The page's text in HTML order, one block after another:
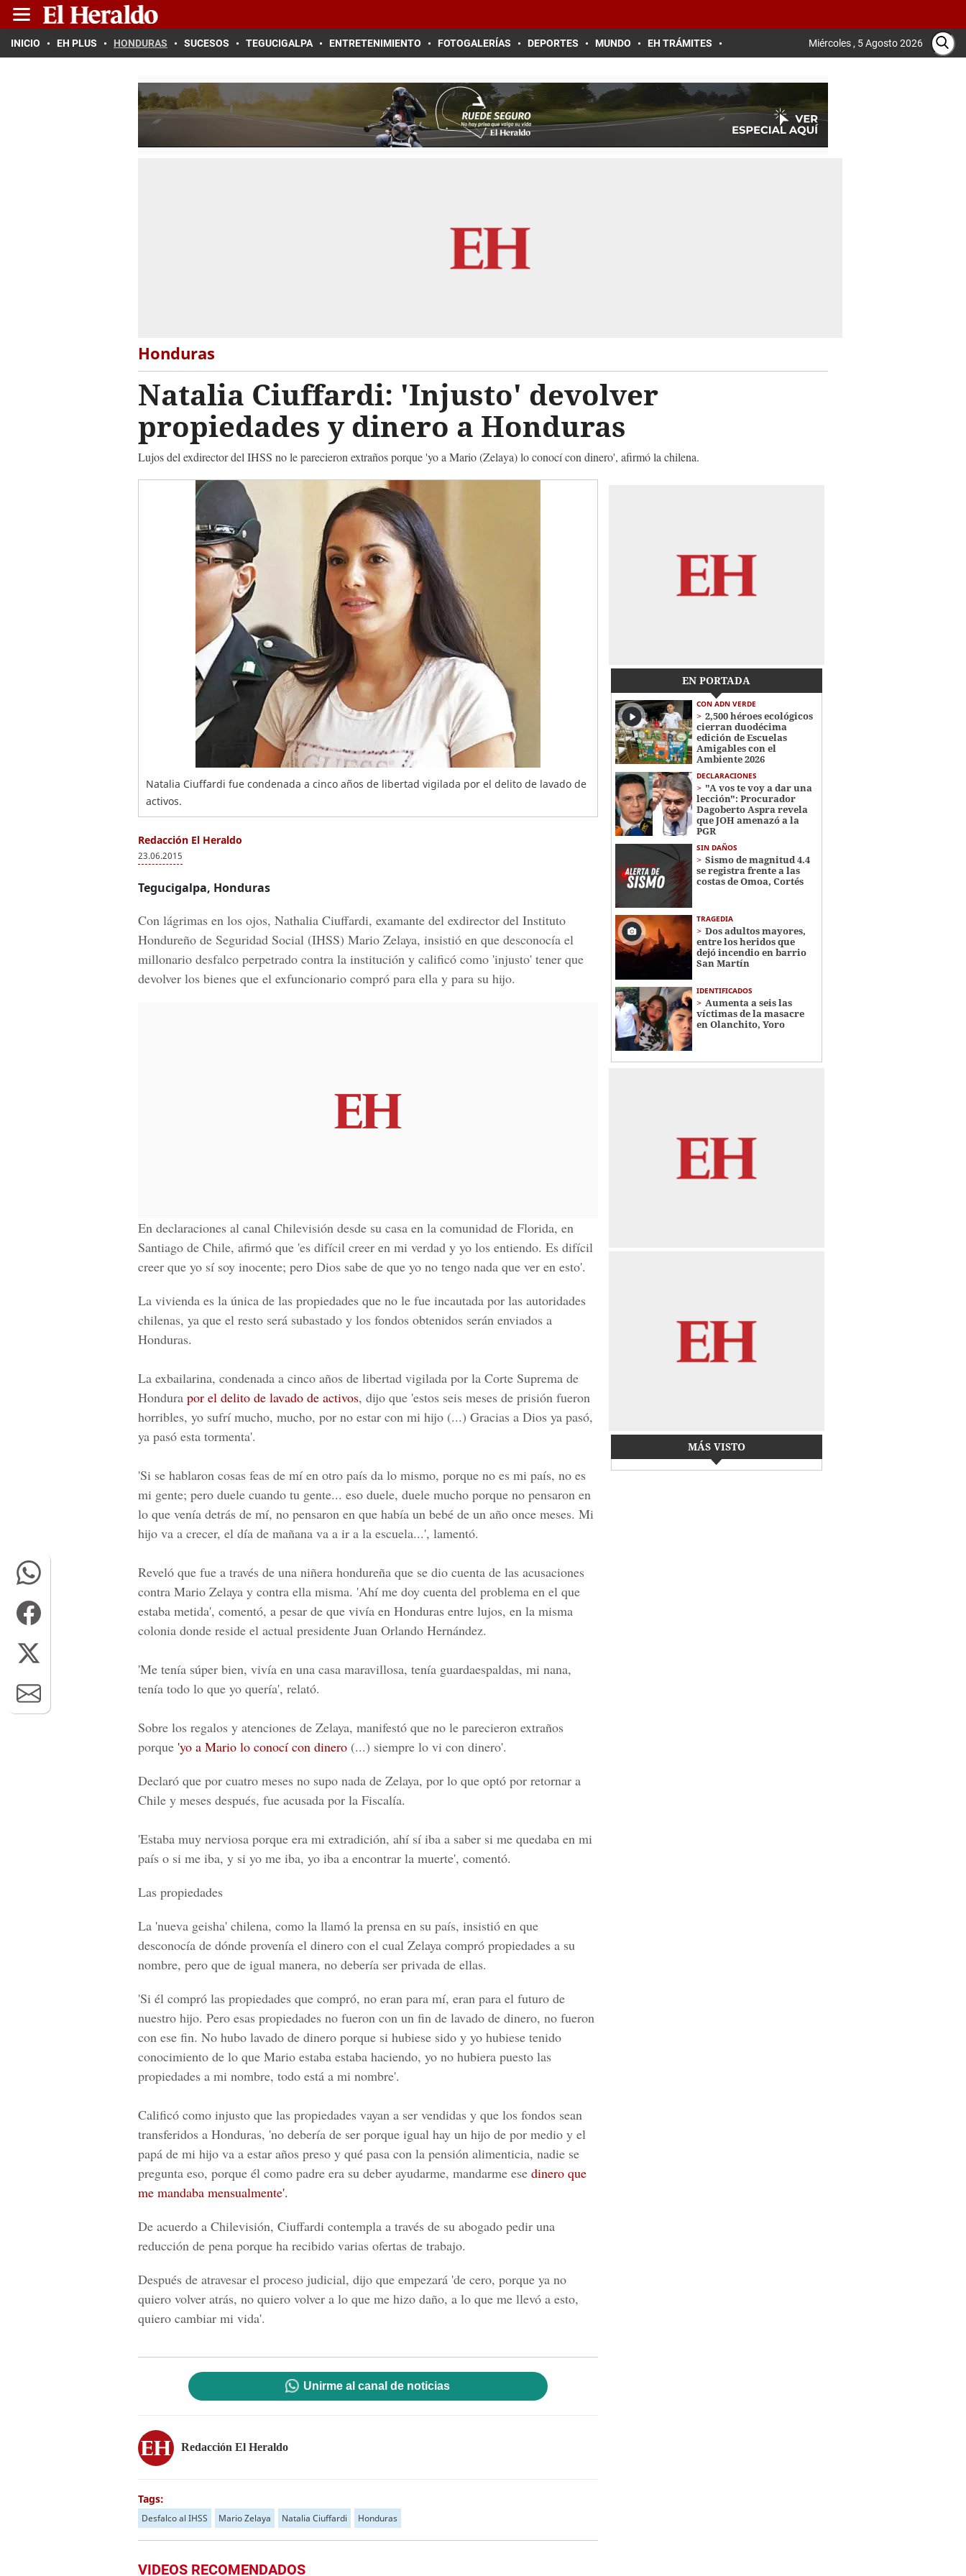
INICIO EH PLUS HONDURAS SUCESOS TEGUCIGALPA ENTRETENIMIENTO FOTOGALERÍAS DEPORTES MUNDO EH TRÁMITES Miércoles , 5 Agosto 2026
Honduras
Natalia Ciuffardi: 'Injusto' devolver
propiedades y dinero a Honduras
Lujos del exdirector del IHSS no le parecieron extraños porque 'yo a Mario (Zelaya) lo conocí con dinero', afirmó la chilena.
Natalia Ciuffardi fue condenada a cinco años de libertad vigilada por el delito de lavado de
activos.
Redacción El Heraldo
23.06.2015
Tegucigalpa, Honduras
Con lágrimas en los ojos, Nathalia Ciuffardi, examante del exdirector del Instituto
Hondureño de Seguridad Social (IHSS) Mario Zelaya, insistió en que desconocía el
millonario desfalco perpetrado contra la institución y calificó como 'injusto' tener que
devolver los bienes que el exfuncionario compró para ella y para su hijo.
En declaraciones al canal Chilevisión desde su casa en la comunidad de Florida, en
Santiago de Chile, afirmó que 'es difícil creer en mi verdad y yo los entiendo. Es difícil
creer que yo sí soy inocente; pero Dios sabe de que yo no tengo nada que ver en esto'.
La vivienda es la única de las propiedades que no le fue incautada por las autoridades
chilenas, ya que el resto será subastado y los fondos obtenidos serán enviados a
Honduras.
La exbailarina, condenada a cinco años de libertad vigilada por la Corte Suprema de
Hondura por el delito de lavado de activos, dijo que 'estos seis meses de prisión fueron
horribles, yo sufrí mucho, mucho, por no estar con mi hijo (...) Gracias a Dios ya pasó,
ya pasó esta tormenta'.
'Si se hablaron cosas feas de mí en otro país da lo mismo, porque no es mi país, no es
mi gente; pero duele cuando tu gente... eso duele, duele mucho porque no pensaron en
lo que venía detrás de mí, no pensaron en que había un bebé de un año once meses. Mi
hijo va a crecer, el día de mañana va a ir a la escuela...', lamentó.
Reveló que fue a través de una niñera hondureña que se dio cuenta de las acusaciones
contra Mario Zelaya y contra ella misma. 'Ahí me doy cuenta del problema en el que
estaba metida', comentó, a pesar de que vivía en Honduras entre lujos, en la misma
colonia donde reside el actual presidente Juan Orlando Hernández.
'Me tenía súper bien, vivía en una casa maravillosa, tenía guardaespaldas, mi nana,
tenía todo lo que yo quería', relató.
Sobre los regalos y atenciones de Zelaya, manifestó que no le parecieron extraños
porque 'yo a Mario lo conocí con dinero (...) siempre lo vi con dinero'.
Declaró que por cuatro meses no supo nada de Zelaya, por lo que optó por retornar a
Chile y meses después, fue acusada por la Fiscalía.
'Estaba muy nerviosa porque era mi extradición, ahí sí iba a saber si me quedaba en mi
país o si me iba, y si yo me iba, yo iba a encontrar la muerte', comentó.
Las propiedades
La 'nueva geisha' chilena, como la llamó la prensa en su país, insistió en que
desconocía de dónde provenía el dinero con el cual Zelaya compró propiedades a su
nombre, pero que de igual manera, no debería ser privada de ellas.
'Si él compró las propiedades que compró, no eran para mí, eran para el futuro de
nuestro hijo. Pero esas propiedades no fueron con un fin de lavado de dinero, no fueron
con ese fin. No hubo lavado de dinero porque si hubiese sido y yo hubiese tenido
conocimiento de lo que Mario estaba estaba haciendo, yo no hubiera puesto las
propiedades a mi nombre, todo está a mi nombre'.
Calificó como injusto que las propiedades vayan a ser vendidas y que los fondos sean
transferidos a Honduras, 'no debería de ser porque igual hay un hijo de por medio y el
papá de mi hijo va a estar años preso y qué pasa con la pensión alimenticia, nadie se
pregunta eso, porque él como padre era su deber ayudarme, mandarme ese dinero que
me mandaba mensualmente'.
De acuerdo a Chilevisión, Ciuffardi contempla a través de su abogado pedir una
reducción de pena porque ha recibido varias ofertas de trabajo.
Después de atravesar el proceso judicial, dijo que empezará 'de cero, porque ya no
quiero volver atrás, no quiero volver a lo que me hizo daño, a lo que me llevó a esto,
quiero cambiar mi vida'.
Unirme al canal de noticias
Redacción El Heraldo
Tags:
Desfalco al IHSS Mario Zelaya Natalia Ciuffardi Honduras
VIDEOS RECOMENDADOS
EN PORTADA
CON ADN VERDE
2,500 héroes ecológicos
cierran duodécima
edición de Escuelas
Amigables con el
Ambiente 2026
DECLARACIONES
"A vos te voy a dar una
lección": Procurador
Dagoberto Aspra revela
que JOH amenazó a la
PGR
SIN DAÑOS
Sismo de magnitud 4.4
se registra frente a las
costas de Omoa, Cortés
TRAGEDIA
Dos adultos mayores,
entre los heridos que
dejó incendio en barrio
San Martín
IDENTIFICADOS
Aumenta a seis las
víctimas de la masacre
en Olanchito, Yoro
MÁS VISTO